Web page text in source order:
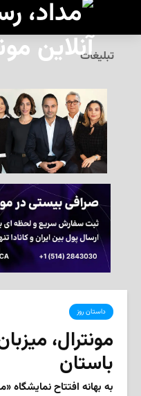
تبلیغات
داستان روز
مونترال،
باستان
به بهانه افتتاح نمایشگاه